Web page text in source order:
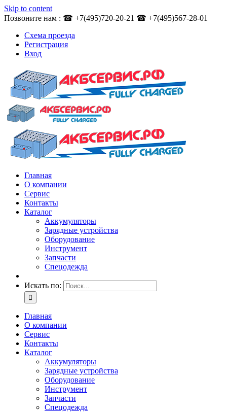
Skip to content
Позвоните нам : ☎ +7(495)720-20-21 ☎ +7(495)567-28-01
Схема проезда
Регистрация
Вход
Главная
О компании
Сервис
Контакты
Каталог
Аккумуляторы
Зарядные устройства
Оборудование
Инструмент
Запчасти
Спецодежда
Искать по:
Главная
О компании
Сервис
Контакты
Каталог
Аккумуляторы
Зарядные устройства
Оборудование
Инструмент
Запчасти
Спецодежда